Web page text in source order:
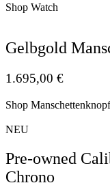
Shop Watch
Gelbgold
1.695,00 €
Shop Manschettenknopf
NEU
Pre-owned
Chrono